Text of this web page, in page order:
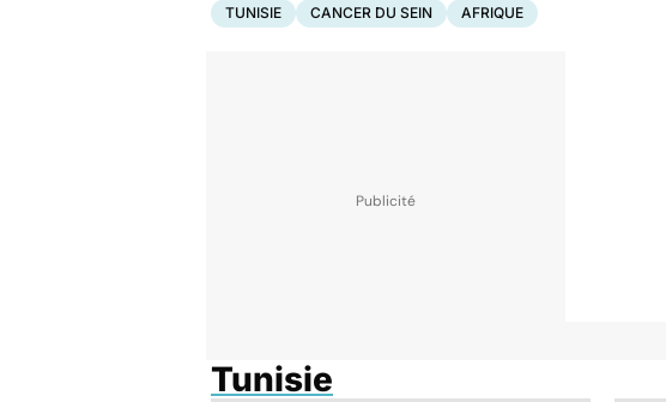
TUNISIE CANCER DU SEIN AFRIQUE
Tunisie